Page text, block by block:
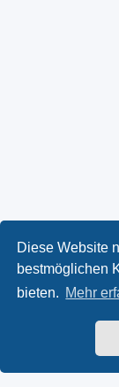
Diese Website
bestmöglichen
bieten. Mehr